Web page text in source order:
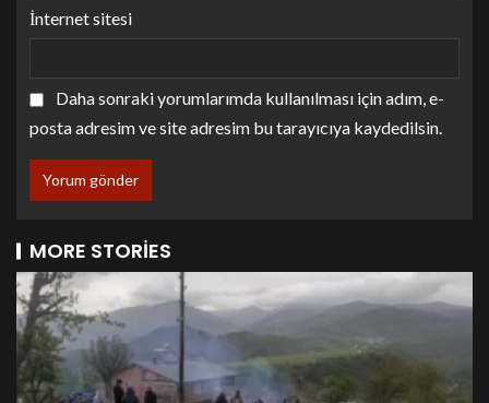
İnternet sitesi
Daha sonraki yorumlarımda kullanılması için adım, e-
posta adresim ve site adresim bu tarayıcıya kaydedilsin.
MORE STORIES